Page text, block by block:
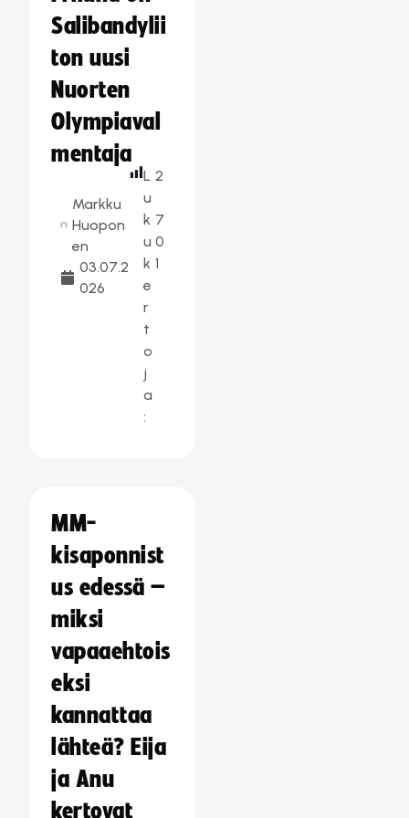
Salibandylii
ton uusi
Nuorten
Olympiaval
mentaja
Markku
Huopon
en
03.07.2
026
L
u
k
u
k
e
r
t
o
j
a
:
2
7
0
1
MM-
kisaponnist
us edessä –
miksi
vapaaehtois
eksi
kannattaa
lähteä? Eija
ja Anu
kertovat